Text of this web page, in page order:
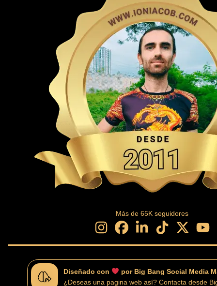
Más de65K seguidores
Diseñado con
por Big Bang Social Media
¿Deseas una pagina web así? Contacta desde